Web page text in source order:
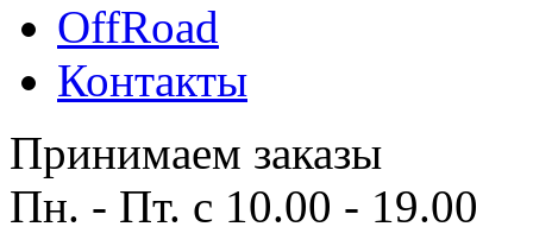
OffRoad
Контакты
Принимаем заказы
Пн. - Пт. с 10.00 - 19.00